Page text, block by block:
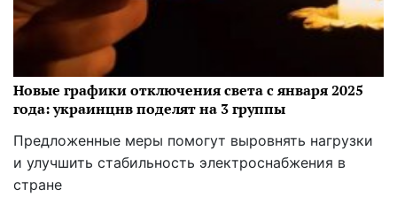
Новые графики отключения света с января 2025
года: украинцнв поделят на 3 группы
Предложенные меры помогут выровнять нагрузки
и улучшить стабильность электроснабжения в
стране